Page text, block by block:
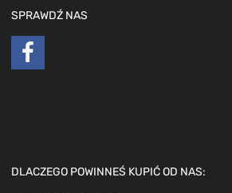
SPRAWDŹ NAS
DLACZEGO POWINNEŚ KUPIĆ OD NAS: